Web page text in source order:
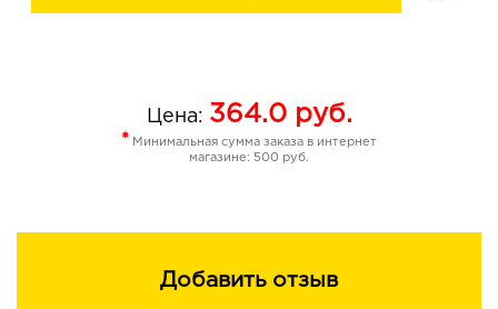
Цена: 364.0руб.
* Минимальная сумма заказа в интернет
магазине: 500 руб.
Добавить отзыв